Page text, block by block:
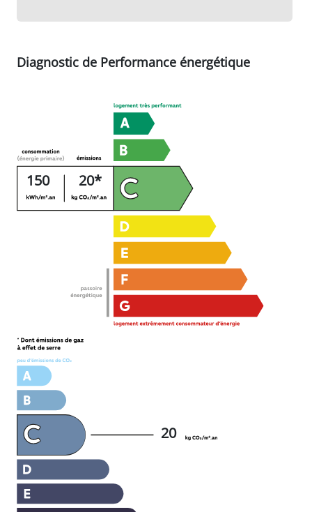
Diagnostic de Performance énergétique
150 20*
20